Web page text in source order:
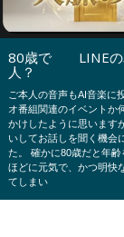
80歳で LINE
人？
ご本人の音声もAI音楽に
オ番組関連のイベントか
かけしたように思います
いしてお話しを聞く機会
た。 確かに80歳だと年齢
ほどに元気で、かつ明快
てしまい